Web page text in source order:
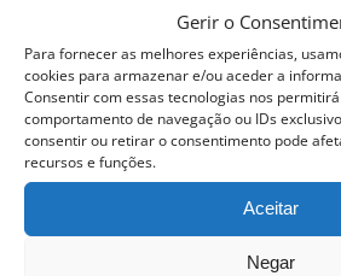
Gerir o
Para fornecer as melhores experiências,
cookies para armazenar e/ou aceder a
Consentir com essas tecnologias nos
comportamento de navegação ou IDs
consentir ou retirar o consentimento pode
recursos e funções.
Aceitar
Negar